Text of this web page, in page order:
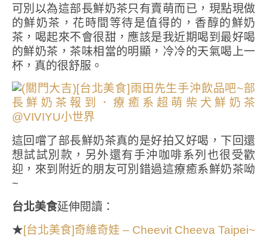
可別以為這部長鮮奶茶只有賣萌而已，現點現做
的鮮奶茶，花時間等待是值得的，香醇的鮮奶
茶，喝起來不會很甜，應該是我近期喝到最好喝
的鮮奶茶，茶味相當的明顯，冷冷的天氣喝上一
杯，真的很舒服。
這回嚐了部長鮮奶茶真的是好拍又好喝，下回還
想試試別款，另外還有手沖咖啡系列也很受歡
迎，來到附近的朋友可別錯過這療癒系鮮奶茶呦
~
台北美食延伸閱讀：
★[台北美食]奇維奇娃 – Cheevit Cheeva Taipei~